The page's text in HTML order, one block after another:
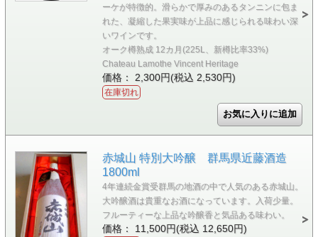
ーケが特徴的。滑らかで厚みのあるタンニンに包ま
れた、凝縮した果実味が上品に感じられる味わい深
いワインです。
オーク樽熟成 12カ月(225L、新樽比率33%)
Chateau Lamothe Vincent Heritage
価格： 2,300円(税込 2,530円)
在庫切れ
赤城山 特別大吟醸 群馬県近藤酒造
1800ml
4年連続金賞受群馬の地酒の中で人気のある赤城山。
大吟醸酒は貴重なお酒になっています。入荷少量。
フルーティーな上品な吟醸香と気品ある味わい。
価格： 11,500円(税込 12,650円)